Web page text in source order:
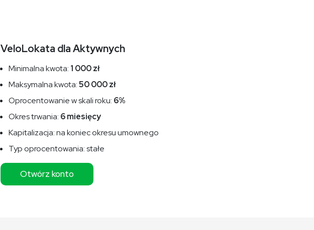
VeloLokata dla Aktywnych
Minimalna kwota: 1 000 zł
Maksymalna kwota:50 000 zł
Oprocentowanie w skali roku: 6%
Okres trwania: 6 miesięcy
Kapitalizacja: na koniec okresu umownego
Typ oprocentowania: stałe
Otwórz konto